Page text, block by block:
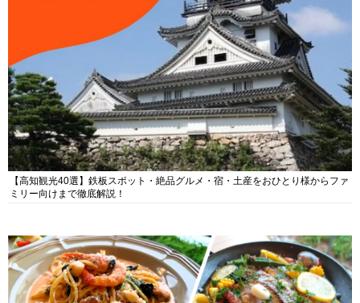
【高知観光40選】鉄板スポット・絶品グルメ・宿・土産をおひとり様からファ
ミリー向けまで徹底解説！